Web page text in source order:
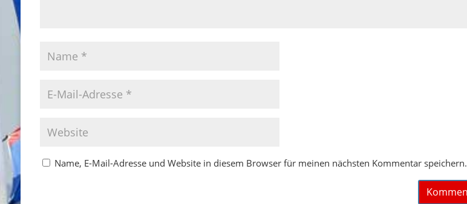
Name, E-Mail-Adresse und Website in diesem Browser für meinen nächsten Kommentar speichern.